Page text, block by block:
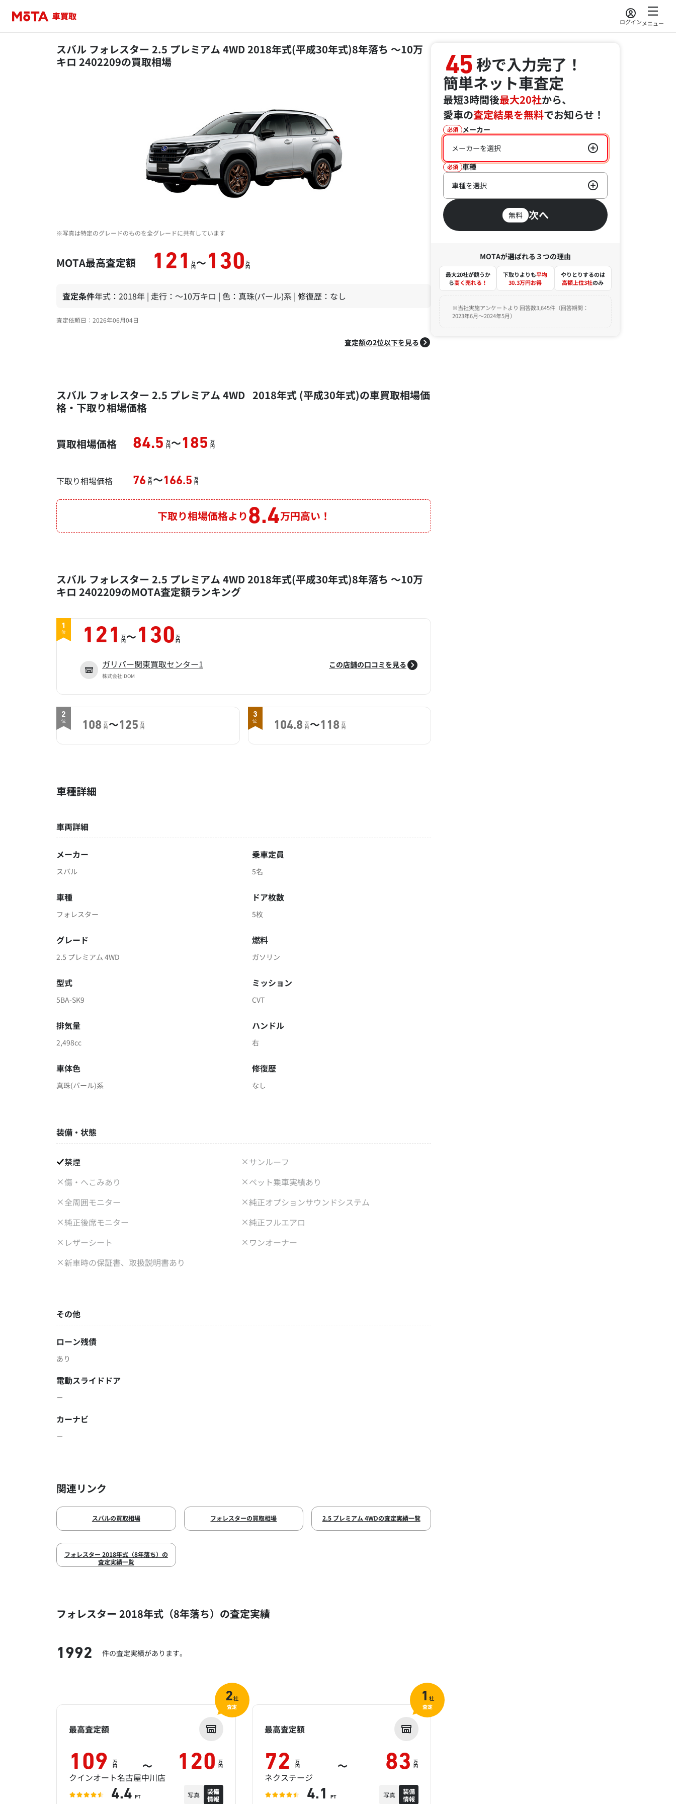
ログインメニュー
スバル フォレスター 2.5 プレミアム 4WD 2018年式(平成30年式)8年落ち ～10万
キロ 2402209の買取相場
※写真は特定のグレードのものを全グレードに共有しています
MOTA最高査定額 121 万
円～ 130 万
円
査定条件年式：2018年 | 走行：～10万キロ | 色：真珠(パール)系 | 修復歴：なし
査定依頼日：2026年06月04日
査定額の2位以下を見る
スバル フォレスター 2.5 プレミアム 4WD 2018年式 (平成30年式)の車買取相場価
格・下取り相場価格
買取相場価格 84.5 万
円～185 万
円
下取り相場価格 76 万
円 ～166.5 万
円
下取り相場価格より8.4万円高い！
スバル フォレスター 2.5 プレミアム 4WD 2018年式(平成30年式)8年落ち ～10万
キロ 2402209のMOTA査定額ランキング
1
位 121 万
円～ 130 万
円
ガリバー関東買取センター1
株式会社IDOM
この店舗の口コミを見る
2
位 108 万
円 ～125 万
円
3
位 104.8 万
円 ～118 万
円
車種詳細
車両詳細
メーカー
スバル
乗車定員
5名
車種
フォレスター
ドア枚数
5枚
グレード
2.5 プレミアム 4WD
燃料
ガソリン
型式
5BA-SK9
ミッション
CVT
排気量
2,498cc
ハンドル
右
車体色
真珠(パール)系
修復歴
なし
装備・状態
禁煙
サンルーフ
傷・へこみあり
ペット乗車実績あり
全周囲モニター
純正オプションサウンドシステム
純正後席モニター
純正フルエアロ
レザーシート
ワンオーナー
新車時の保証書、取扱説明書あり
その他
ローン残債
あり
電動スライドドア
－
カーナビ
－
関連リンク
スバルの買取相場 フォレスターの買取相場 2.5 プレミアム 4WDの査定実績一覧
フォレスター 2018年式（8年落ち）の
査定実績一覧
フォレスター 2018年式（8年落ち）の査定実績
1992 件の査定実績があります。
最高査定額
109 万
円 ～ 120 万
円
クインオート名古屋中川店
4.4 PT 写真
装備
情報
2社
査定
最高査定額
72 万
円 ～ 83 万
円
ネクステージ
4.1 PT 写真
装備
情報
1 社
査定
45秒で入力完了！
簡単ネット車査定
最短3時間後最大20社から、
愛車の査定結果を無料でお知らせ！
必須 メーカー
メーカーを選択
必須 車種
車種を選択
無料 次へ
MOTAが選ばれる３つの理由
最大20社が競うか
ら高く売れる！
下取りよりも平均
30.3万円お得
やりとりするのは
高額上位3社のみ
※当社実施アンケートより 回答数3,645件（回答期間：
2023年6月～2024年5月）